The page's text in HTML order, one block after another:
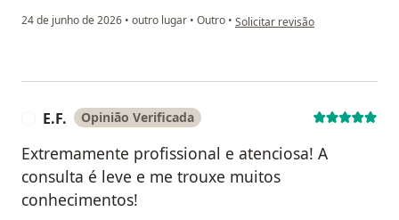
24 de junho de 2026 • outro lugar • Outro • na opinião do utilizador Gabriel
Solicitar revisão
E.F. Opinião Verificada
Extremamente profissional e atenciosa! A
consulta é leve e me trouxe muitos
conhecimentos!